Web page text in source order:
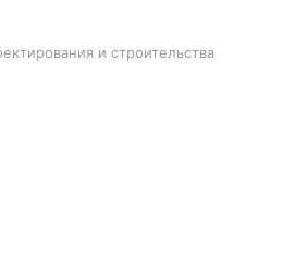
и строительства